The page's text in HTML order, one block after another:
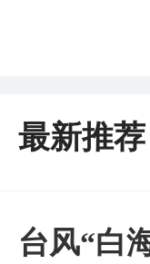
最新推荐
台风“白